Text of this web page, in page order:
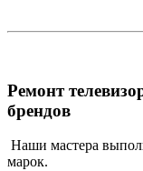
Ремонт
брендов
Наши мастера
марок.